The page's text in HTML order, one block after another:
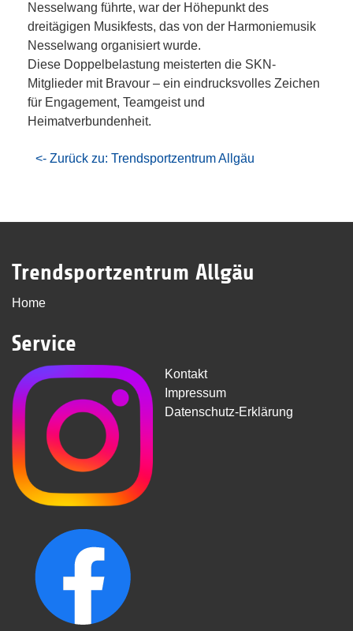
Nesselwang führte, war der Höhepunkt des
dreitägigen Musikfests, das von der Harmoniemusik
Nesselwang organisiert wurde.
Diese Doppelbelastung meisterten die SKN-
Mitglieder mit Bravour – ein eindrucksvolles Zeichen
für Engagement, Teamgeist und
Heimatverbundenheit.
<- Zurück zu: Trendsportzentrum Allgäu
Trendsportzentrum Allgäu
Home
Service
Kontakt
Impressum
Datenschutz-Erklärung